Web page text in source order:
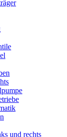
und rechts